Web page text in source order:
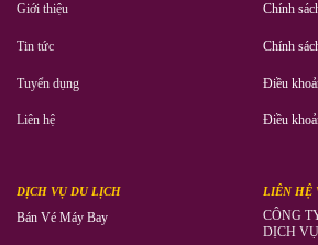
Giới thiệu
Tin tức
Tuyển dụng
Liên hệ
Chính
Chính
Điều
Điều
DỊCH VỤ DU LỊCH
Bán Vé Máy Bay
LIÊN HỆ
CÔNG
DỊCH